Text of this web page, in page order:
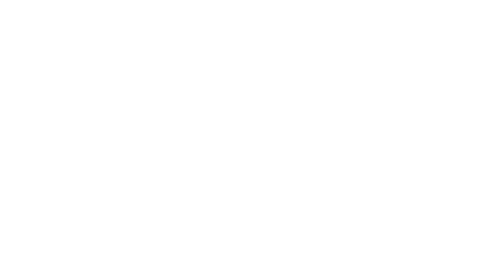
com nova regras do registo, alerta associação
e representam um investimento sustentável para os sistemas de